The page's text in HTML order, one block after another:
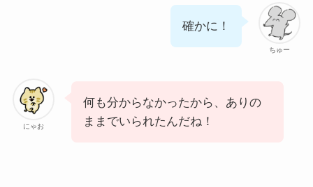
ちゅー
確かに！
にゃお
何も分からなかったから、ありの
ままでいられたんだね！